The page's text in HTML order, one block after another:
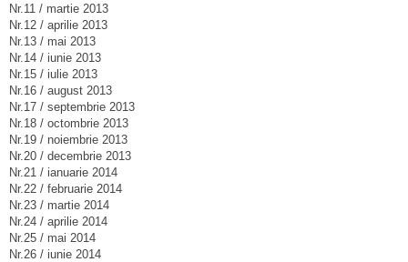
Nr.11 / martie 2013
Nr.12 / aprilie 2013
Nr.13 / mai 2013
Nr.14 / iunie 2013
Nr.15 / iulie 2013
Nr.16 / august 2013
Nr.17 / septembrie 2013
Nr.18 / octombrie 2013
Nr.19 / noiembrie 2013
Nr.20 / decembrie 2013
Nr.21 / ianuarie 2014
Nr.22 / februarie 2014
Nr.23 / martie 2014
Nr.24 / aprilie 2014
Nr.25 / mai 2014
Nr.26 / iunie 2014